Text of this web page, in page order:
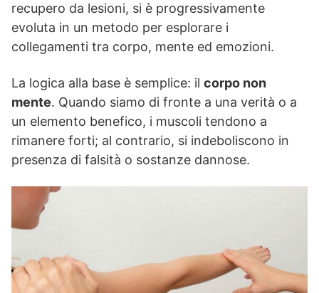
recupero da lesioni, si è progressivamente
evoluta in un metodo per esplorare i
collegamenti tra corpo, mente ed emozioni.
La logica alla base è semplice: il corpo non
mente. Quando siamo di fronte a una verità o a
un elemento benefico, i muscoli tendono a
rimanere forti; al contrario, si indeboliscono in
presenza di falsità o sostanze dannose.